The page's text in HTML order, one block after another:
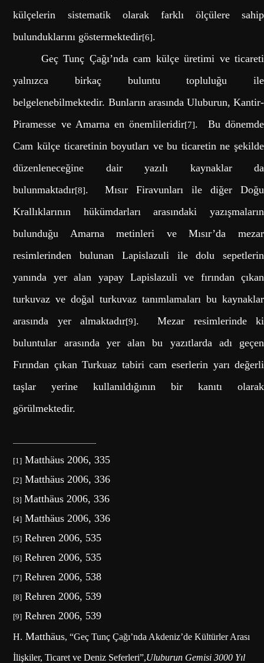
külçelerin sistematik olarak farklı ölçülere sahip
bulunduklarını göstermektedir[6].
Geç Tunç Çağı’nda cam külçe üretimi ve ticareti
yalnızca birkaç buluntu topluluğu ile
belgelenebilmektedir. Bunların arasında Uluburun, Kantir-
Piramesse ve Amarna en önemlileridir[7]. Bu dönemde
Cam külçe ticaretinin boyutları ve bu ticaretin ne şekilde
düzenleneceğine dair yazılı kaynaklar da
bulunmaktadır[8]. Mısır Firavunları ile diğer Doğu
Krallıklarının hükümdarları arasındaki yazışmaların
bulunduğu Amarna metinleri ve Mısır’da mezar
resimlerinden bulunan Lapislazuli ile dolu sepetlerin
yanında yer alan yapay Lapislazuli ve fırından çıkan
turkuvaz ve doğal turkuvaz tanımlamaları bu kaynaklar
arasında yer almaktadır[9]. Mezar resimlerinde ki
buluntular arasında yer alan bu yazıtlarda adı geçen
Fırından çıkan Turkuaz tabiri cam eserlerin yarı değerli
taşlar yerine kullanıldığının bir kanıtı olarak
görülmektedir.
[1] Matthäus 2006, 335
[2] Matthäus 2006, 336
[3] Matthäus 2006, 336
[4] Matthäus 2006, 336
[5] Rehren 2006, 535
[6] Rehren 2006, 535
[7] Rehren 2006, 538
[8] Rehren 2006, 539
[9] Rehren 2006, 539
H. Matthäus, “Geç Tunç Çağı’nda Akdeniz’de Kültürler Arası
İlişkiler, Ticaret ve Deniz Seferleri”,Uluburun Gemisi 3000 Yıl